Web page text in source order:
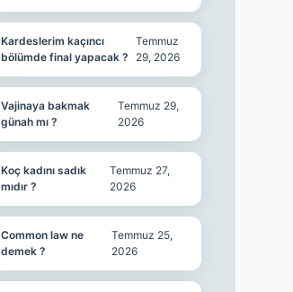
Kardeslerim kaçıncı
bölümde final yapacak ?
Temmuz
29, 2026
Vajinaya bakmak
günah mı ?
Temmuz 29,
2026
Koç kadını sadık
mıdır ?
Temmuz 27,
2026
Common law ne
demek ?
Temmuz 25,
2026